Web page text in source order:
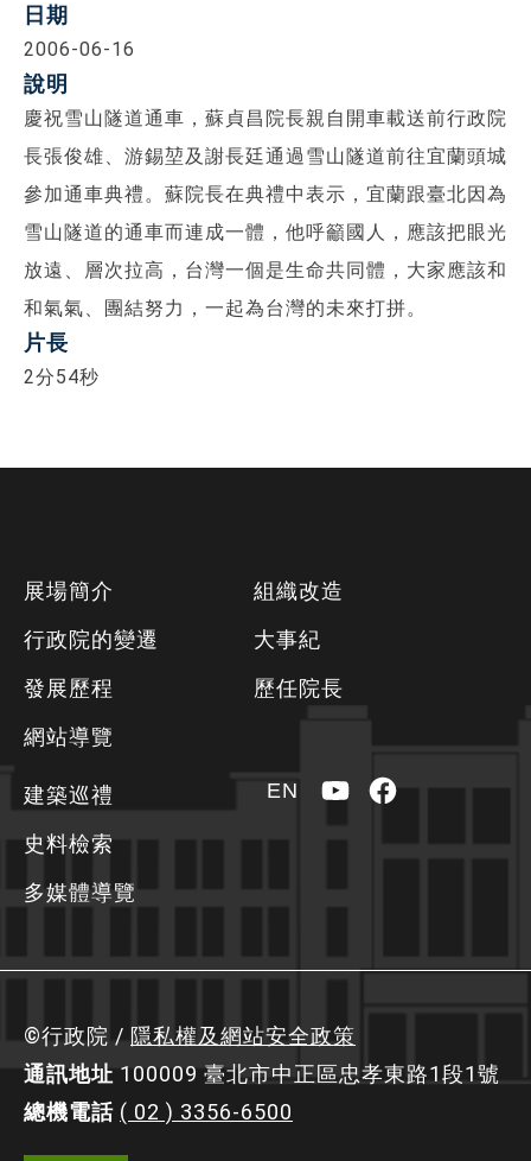
日期
2006-06-16
說明
慶祝雪山隧道通車，蘇貞昌院長親自開車載送前行政院
長張俊雄、游錫堃及謝長廷通過雪山隧道前往宜蘭頭城
參加通車典禮。蘇院長在典禮中表示，宜蘭跟臺北因為
雪山隧道的通車而連成一體，他呼籲國人，應該把眼光
放遠、層次拉高，台灣一個是生命共同體，大家應該和
和氣氣、團結努力，一起為台灣的未來打拼。
片長
2分54秒
展場簡介
行政院的變遷
發展歷程
網站導覽
組織改造
大事紀
歷任院長
建築巡禮
史料檢索
多媒體導覽
EN YouTubeFacebook
©行政院 / 隱私權及網站安全政策
通訊地址 100009 臺北市中正區忠孝東路1段1號
總機電話 ( 02 ) 3356-6500